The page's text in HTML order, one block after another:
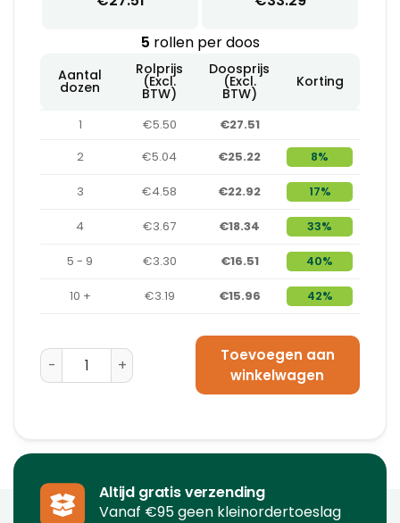
5 rollen per doos
Aantal
dozen
Rolprijs
(Excl.
BTW)
Doosprijs
(Excl.
BTW)
Korting
1 €5.50
€27.51
2
€5.04 €25.22 8%
3 €4.58 €22.92 17%
4 €3.67 €18.34 33%
5 - 9 €3.30 €16.51 40%
10 + €3.19 €15.96 42%
Sluitsticker Rond 35 mm Oranje - 500 sluitzegels op
Toevoegen aan
winkelwagen
Altijd gratis verzending
Vanaf €95 geen kleinordertoeslag